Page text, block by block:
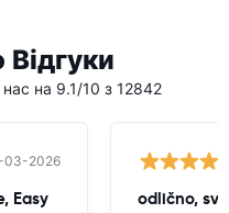
нас на 9.1/10 з 12842
03-2026
Easy odlično,